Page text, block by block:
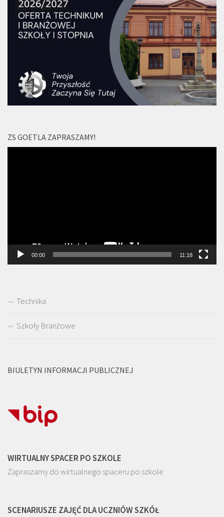
ZS GOETLA ZAPRASZAMY!
00:00 11:18
Technika
Szkoły Branżowe
BIULETYN INFORMACJI PUBLICZNEJ
WIRTUALNY SPACER PO SZKOLE
Zapraszamy do wirtualnego spaceru po szkole
SCENARIUSZE ZAJĘĆ DLA UCZNIÓW SZKÓŁ